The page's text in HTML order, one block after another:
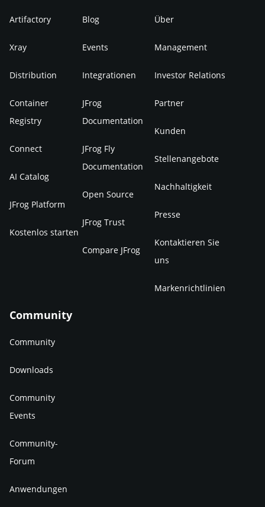
Artifactory
Xray
Distribution
Container
Registry
Connect
AI Catalog
JFrog Platform
Kostenlos starten
Blog
Events
Integrationen
JFrog
Documentation
JFrog Fly
Documentation
Open Source
JFrog Trust
Compare JFrog
Über
Management
Investor Relations
Partner
Kunden
Stellenangebote
Nachhaltigkeit
Presse
Kontaktieren Sie
uns
Markenrichtlinien
Community
Community
Downloads
Community
Events
Community-
Forum
Anwendungen